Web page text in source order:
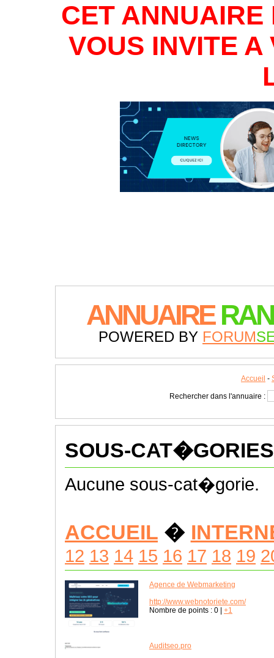
CET
VOUS INVITE A
ANNUAIRE
POWERED BY FORUM
Accueil -
Rechercher dans l'annuaire :
SOUS-CAT�GORIES
Aucune sous-cat�gorie.
ACCUEIL �
12 13 14 15 16 17 18 19
Agence de Webmarketing
http://www.webnotoriete.com/
Nombre de points : 0 +1
Auditseo.pro